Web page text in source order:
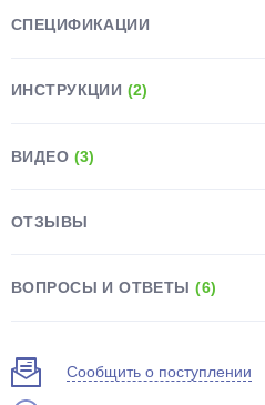
СПЕЦИФИКАЦИИ
ИНСТРУКЦИИ (2)
ВИДЕО (3)
ОТЗЫВЫ
ВОПРОСЫ И ОТВЕТЫ(6)
Сообщить о поступлении